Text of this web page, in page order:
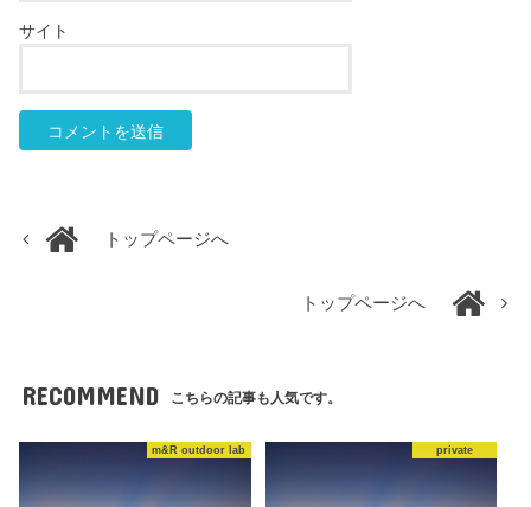
サイト
トップページへ
トップページへ
RECOMMEND こちらの記事も人気です。
m&R outdoor lab private